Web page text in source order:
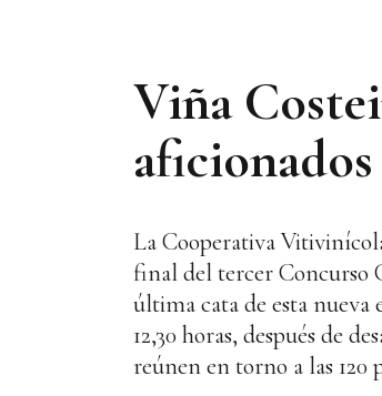
Viña
aficionados
La Cooperativa
final del tercer Concurso
última cata de esta nueva
12,30 horas, después de
reúnen en torno a las 120